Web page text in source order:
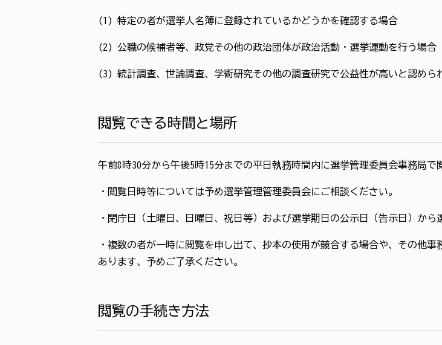
(1) 特定の者が選挙人名簿に登録されているかどうかを確認する場合
(2) 公職の候補者等、政党その他の政治団体が政治活動・選挙運動を行う場合
(3) 統計調査、世論調査、学術研究その他の調査研究で公益性が高いと認め
閲覧できる時間と場所
午前8時30分から午後5時15分までの平日執務時間内に選挙管理委員会事務局で
・閲覧日時等については予め選挙管理管理委員会にご相談ください。
・閉庁日（土曜日、日曜日、祝日等）および選挙期日の公示日（告示日）から
・複数の者が一時に閲覧を申し出て、抄本の使用が競合する場合や、その他
あります、予めご了承ください。
閲覧の手続き方法